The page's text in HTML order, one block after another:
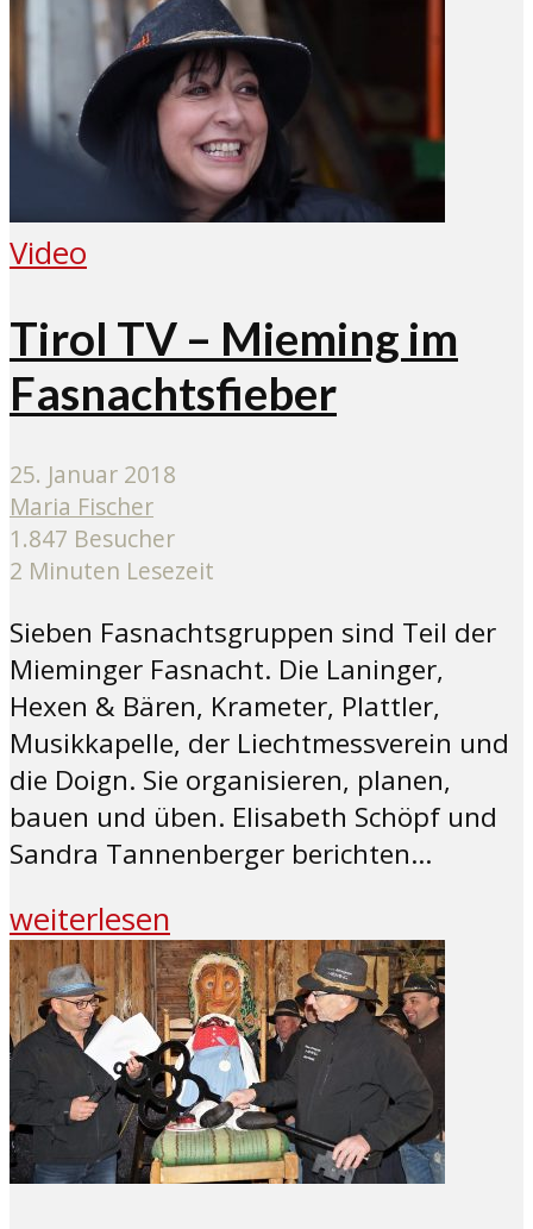
Video
Tirol TV – Mieming im
Fasnachtsfieber
25. Januar 2018
Maria Fischer
1.847 Besucher
2 Minuten Lesezeit
Sieben Fasnachtsgruppen sind Teil der
Mieminger Fasnacht. Die Laninger,
Hexen & Bären, Krameter, Plattler,
Musikkapelle, der Liechtmessverein und
die Doign. Sie organisieren, planen,
bauen und üben. Elisabeth Schöpf und
Sandra Tannenberger berichten...
weiterlesen